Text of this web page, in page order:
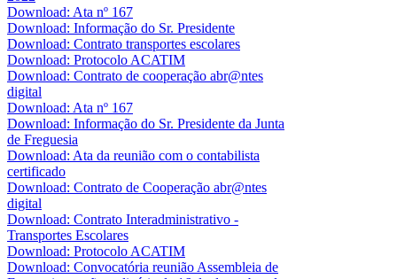
Download: Ata nº 167
Download: Informação do Sr. Presidente
Download: Contrato transportes escolares
Download: Protocolo ACATIM
Download: Contrato de cooperação abr@ntes
digital
Download: Ata nº 167
Download: Informação do Sr. Presidente da Junta
de Freguesia
Download: Ata da reunião com o contabilista
certificado
Download: Contrato de Cooperação abr@ntes
digital
Download: Contrato Interadministrativo -
Transportes Escolares
Download: Protocolo ACATIM
Download: Convocatória reunião Assembleia de